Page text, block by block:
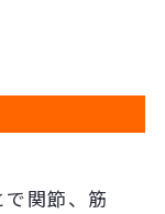
関節、筋